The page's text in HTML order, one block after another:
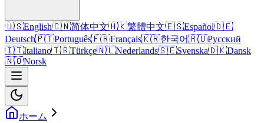
🇺🇸English🇨🇳简体中文🇭🇰繁體中文🇪🇸Español🇩🇪
Deutsch🇵🇹Português🇫🇷Français🇰🇷한국어🇷🇺Русский
🇮🇹Italiano🇹🇷Türkçe🇳🇱Nederlands🇸🇪Svenska🇩🇰Dansk
🇳🇴Norsk
ホーム